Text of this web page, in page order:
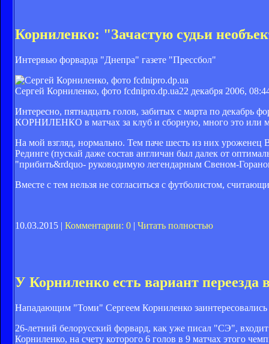
Корниленко: "Зачастую судьи
Интервью форварда "Днепра" газете "Прессбол"
Сергей Корниленко, фото fcdnipro.dp.ua22 декабря 2006,
Интересно, пятнадцать голов, забитых с марта по декабрь
КОРНИЛЕНКО в матчах за клуб и сборную, много это или
На мой взгляд, нормально. Тем паче шесть из них уроженец
Рединге (пускай даже состав англичан был далек от
"прибить&rdquo- руководимую легендарным Свеном-
Вместе с тем нельзя не согласиться с футболистом,
10.03.2015 | Комментарии: 0 | Читать полностью
У Корниленко есть вариант переезда
Нападающим "Томи" Сергеем Корниленко
26-летний белорусский форвард, как уже писал "СЭ",
Корниленко, на счету которого 6 голов в 9 матчах этого